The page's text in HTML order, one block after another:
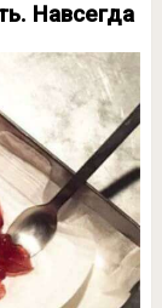
Навсегда